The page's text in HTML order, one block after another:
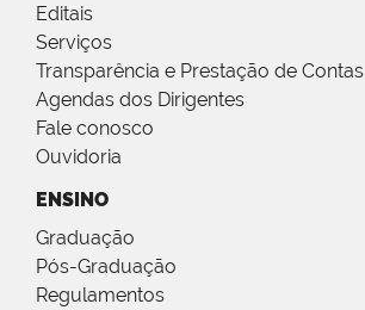
Editais
Serviços
Transparência e Prestação de Contas
Agendas dos Dirigentes
Fale conosco
Ouvidoria
ENSINO
Graduação
Pós-Graduação
Regulamentos